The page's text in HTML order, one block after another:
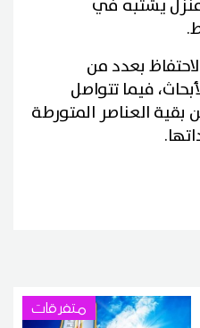
يشتبه في
بعدد من
فيما تتواصل
بقية العناصر المتورطة
متفرقات